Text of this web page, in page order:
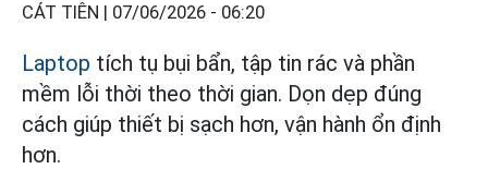
CÁT TIÊN | 07/06/2026 - 06:20
Laptop tích tụ bụi bẩn, tập tin rác và phần
mềm lỗi thời theo thời gian. Dọn dẹp đúng
cách giúp thiết bị sạch hơn, vận hành ổn định
hơn.